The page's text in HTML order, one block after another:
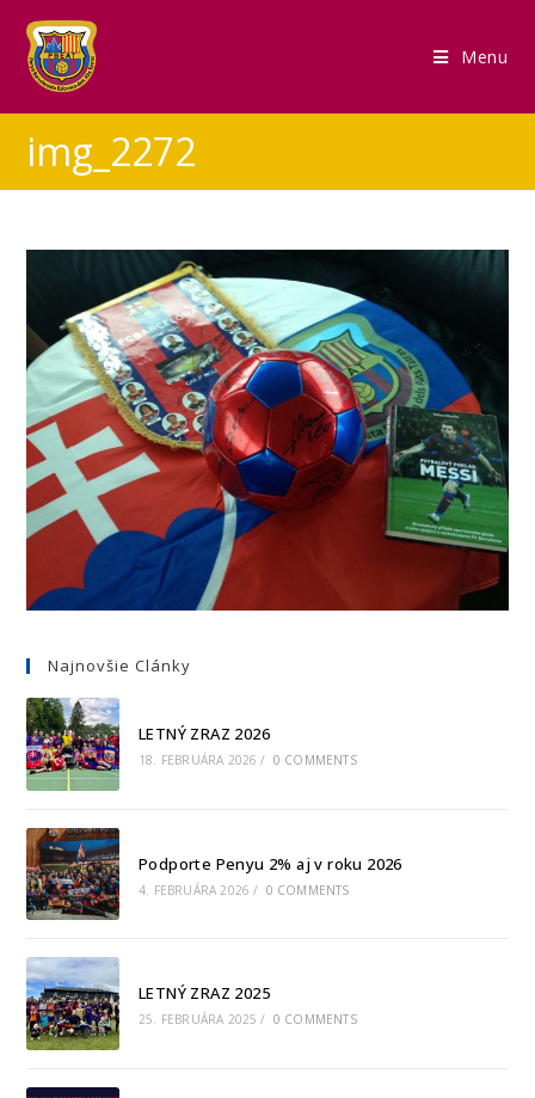
Menu
img_2272
Najnovšie Clánky
LETNÝ ZRAZ 2026
18. FEBRUÁRA 2026 / 0 COMMENTS
Podporte Penyu 2% aj v roku 2026
4. FEBRUÁRA 2026 / 0 COMMENTS
LETNÝ ZRAZ 2025
25. FEBRUÁRA 2025 / 0 COMMENTS